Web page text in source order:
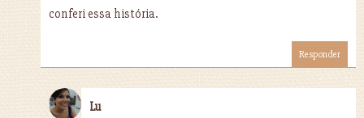
conferi essa história.
Responder
Lu